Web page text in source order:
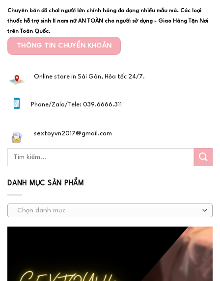
Chuyên bán đồ chơi người lớn chính hãng đa dạng nhiều mẫu mã. Các loại
thuốc hỗ trợ sinh lí nam nữ AN TOÀN cho người sử dụng - Giao Hàng Tận Nơi
trên Toàn Quốc.
THÔNG TIN CHUYỂN KHOẢN
Online store in Sài Gòn, Hỏa tốc 24/7.
Phone/Zalo/Tele: 039.6666.311
sextoyvn2017@gmail.com
DANH MỤC SẢN PHẨM
Chọn danh mục